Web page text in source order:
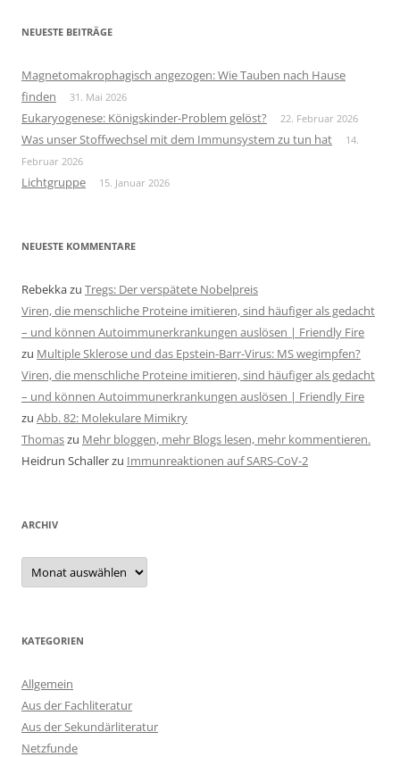
NEUESTE BEITRÄGE
Magnetomakrophagisch angezogen: Wie Tauben nach Hause
finden
31. Mai 2026
Eukaryogenese: Königskinder-Problem gelöst? 22. Februar 2026
Was unser Stoffwechsel mit dem Immunsystem zu tun hat
14.
Februar 2026
Lichtgruppe 15. Januar 2026
NEUESTE KOMMENTARE
Rebekkazu Tregs: Der verspätete Nobelpreis
Viren, die menschliche Proteine imitieren, sind häufiger als gedacht
– und können Autoimmunerkrankungen auslösen | Friendly Fire
zu Multiple Sklerose und das Epstein-Barr-Virus: MS wegimpfen?
Viren, die menschliche Proteine imitieren, sind häufiger als gedacht
– und können Autoimmunerkrankungen auslösen | Friendly Fire
zu Abb. 82: Molekulare Mimikry
Thomaszu Mehr bloggen, mehr Blogs lesen, mehr kommentieren.
Heidrun Schallerzu Immunreaktionen auf SARS-CoV-2
ARCHIV
Archiv
KATEGORIEN
Allgemein
Aus der Fachliteratur
Aus der Sekundärliteratur
Netzfunde